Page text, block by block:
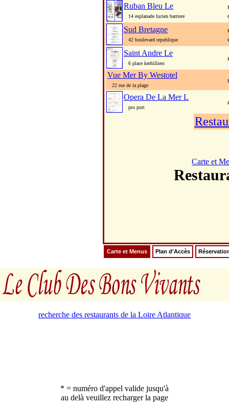
Ruban Bleu Le
14 esplanade lucien barriere
Sud Bretagne
42 boulevard republique
Saint Andre Le
6 place kerhilliers
Vue Mer By Westotel
22 rue de la plage
Opera De La Mer L
pro port
Carte et
Carte et Menus Plan d'Accès
recherche des restaurants de la Loire Atlantique
* = numéro d'appel valide jusqu'à
au delà veuillez recharger la page